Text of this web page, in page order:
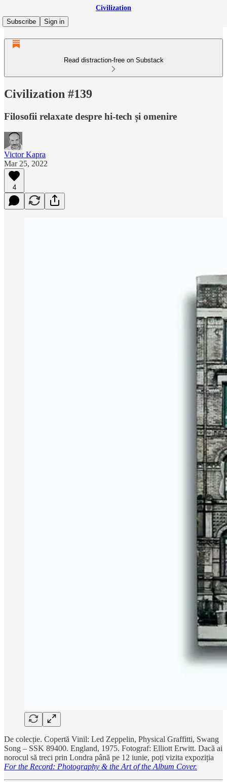
Civilization
Subscribe
Sign in
Read distraction-free on Substack
Civilization #139
Filosofii relaxate despre hi-tech și omenire
Victor Kapra
Mar 25, 2022
4
De colecție. Copertă Vinil: Led Zeppelin, Physical Graffitti, Swang
Song – SSK 89400. England, 1975. Fotograf: Elliott Erwitt. Dacă ai
norocul să treci prin Londra până pe 12 iunie, poți vizita expoziția
For the Record: Photography & the Art of the Album Cover.